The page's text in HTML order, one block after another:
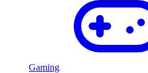
Gaming